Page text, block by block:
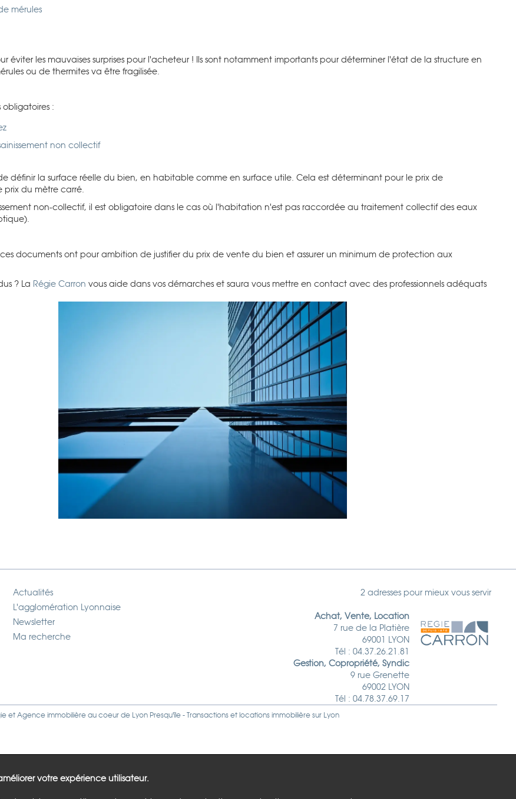
mérules
éviter les mauvaises surprises pour l'acheteur ! Ils sont notamment importants pour déterminer l'état de la structure en
ou de thermites va être fragilisée.
obligatoires :
non collectif
définir la surface réelle du bien, en habitable comme en surface utile. Cela est déterminant pour le prix de
du mètre carré.
non-collectif, il est obligatoire dans le cas où l'habitation n'est pas raccordée au traitement collectif des eaux
ces documents ont pour ambition de justifier du prix de vente du bien et assurer un minimum de protection aux
? La Régie Carron vous aide dans vos démarches et saura vous mettre en contact avec des professionnels adéquats
Actualités
L'agglomération Lyonnaise
Newsletter
Ma recherche
2 adresses pour mieux vous servir
Achat, Vente, Location
7 rue de la Platière
69001 LYON
Tél : 04.37.26.21.81
Gestion, Copropriété, Syndic
9 rue Grenette
69002 LYON
Tél : 04.78.37.69.17
et Agence immobilière au coeur de Lyon Presqu'île - Transactions et locations immobilière sur Lyon
votre expérience utilisateur.